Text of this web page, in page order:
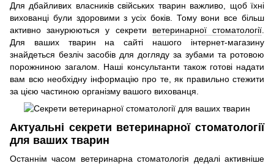
Для дбайливих власників свійських тварин важливо, щоб їхні
вихованці були здоровими з усіх боків. Тому вони все більш
активно занурюються у секрети ветеринарної стоматології
Для ваших тварин на сайті нашого інтернет-магазину
знайдеться безліч засобів для догляду за зубами та ротовою
порожниною загалом. Наші консультанти також готові надати
вам всю необхідну інформацію про те, як правильно стежити
за цією частиною організму вашого вихованця.
Актуальні секрети ветеринарної стоматології
для ваших тварин
Останнім часом ветеринарна стоматологія дедалі активніше